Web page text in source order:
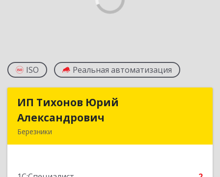
ISO Реальная автоматизация
ИП Тихонов Юрий
Александрович
Березники
ИП Тихонов Юрий